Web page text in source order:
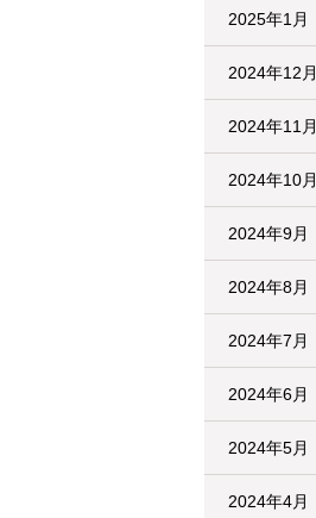
2025年1月
2024年12月
2024年11月
2024年10月
2024年9月
2024年8月
2024年7月
2024年6月
2024年5月
2024年4月